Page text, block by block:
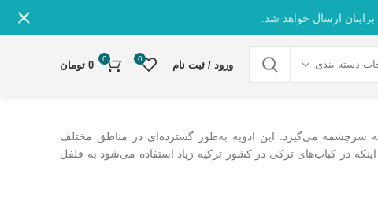
دسته بندی ورود / ثبت نام 0
0
0 تومان
می‌گیرد. این ادویه به‌طور گسترده‌ای در مناطق مختلف
اینکه در کباب‌های ترکی در کشور ترکیه زیاد استفاده می‌شود به فلفل
ارسال خواهد شد.